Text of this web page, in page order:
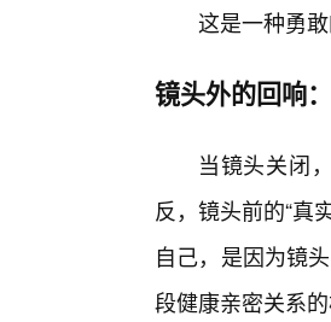
这是一种勇
镜头外的回响
当镜头关闭
反，镜头前的“真
自己，是因为镜
段健康亲密关系的